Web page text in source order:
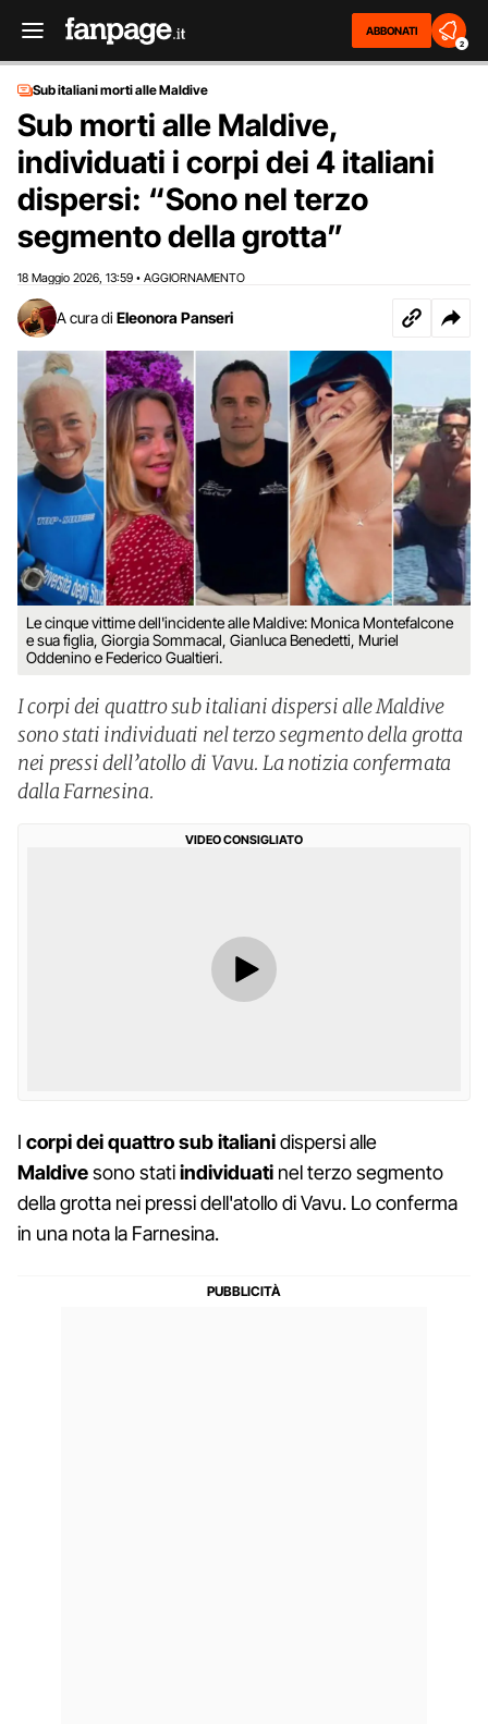
ABBONATI
2
Sub italiani morti alle Maldive
Sub morti alle Maldive,
individuati i corpi dei 4 italiani
dispersi: “Sono nel terzo
segmento della grotta”
18 Maggio 2026 13:59 • AGGIORNAMENTO
A cura di Eleonora Panseri
Le cinque vittime dell'incidente alle Maldive: Monica Montefalcone
e sua figlia, Giorgia Sommacal, Gianluca Benedetti, Muriel
Oddenino e Federico Gualtieri.
I corpi dei quattro sub italiani dispersi alle Maldive
sono stati individuati nel terzo segmento della grotta
nei pressi dell’atollo di Vavu. La notizia confermata
dalla Farnesina.
VIDEO CONSIGLIATO
I corpi dei quattro sub italianidispersi alle
Maldivesono statiindividuati nel terzo segmento
della grotta nei pressi dell'atollo di Vavu. Lo conferma
in una nota la Farnesina.